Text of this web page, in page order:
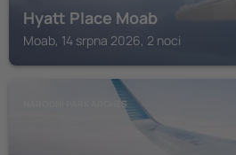
Hyatt Place Moab
Moab, 14 srpna 2026, 2 noci
NÁRODNÍ PARK ARCHES